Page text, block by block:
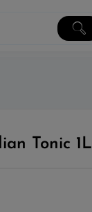
Tonic 1L